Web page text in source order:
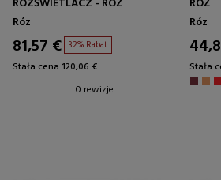
Róz
81,57 € 32% Rabat
Stała cena 120,06 €
0 rewizje
Róz
Stała